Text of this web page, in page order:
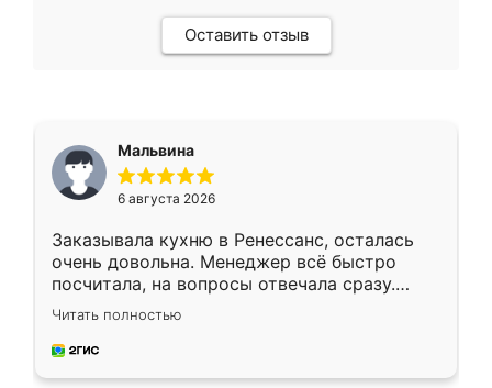
Оставить отзыв
Мальвина
6 августа 2026
Заказывала кухню в Ренессанс, осталась
очень довольна. Менеджер всё быстро
посчитала, на вопросы отвечала сразу.
Замерщик приехал в субботу, подошёл к
делу со всей ответственностью. Собрали
за день, ребята работали аккуратно, даже
Читать полностью